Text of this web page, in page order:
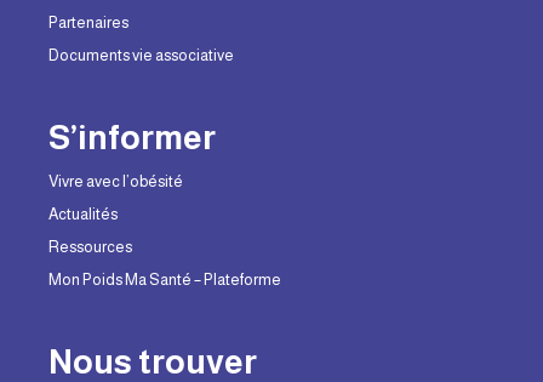
Partenaires
Documents vie associative
S’informer
Vivre avec l’obésité
Actualités
Ressources
Mon Poids Ma Santé – Plateforme
Nous trouver